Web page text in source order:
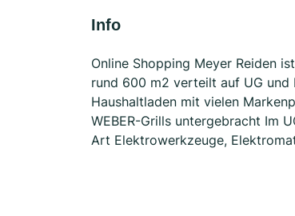
Info
Online Shopping Meyer Reiden
rund 600 m2 verteilt auf UG und
Haushaltladen mit vielen
WEBER-Grills untergebracht Im
Art Elektrowerkzeuge,